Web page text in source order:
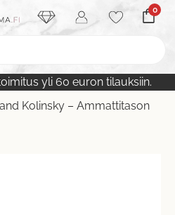
0
yli 60 euron tilauksiin.
Kolinsky – Ammattitason